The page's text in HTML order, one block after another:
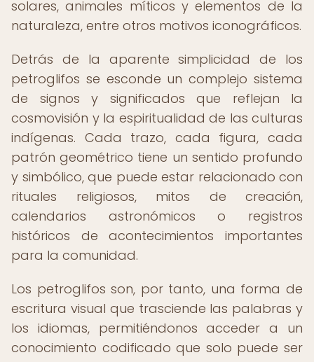
solares, animales míticos y elementos de la
naturaleza, entre otros motivos iconográficos.
Detrás de la aparente simplicidad de los
petroglifos se esconde un complejo sistema
de signos y significados que reflejan la
cosmovisión y la espiritualidad de las culturas
indígenas. Cada trazo, cada figura, cada
patrón geométrico tiene un sentido profundo
y simbólico, que puede estar relacionado con
rituales religiosos, mitos de creación,
calendarios astronómicos o registros
históricos de acontecimientos importantes
para la comunidad.
Los petroglifos son, por tanto, una forma de
escritura visual que trasciende las palabras y
los idiomas, permitiéndonos acceder a un
conocimiento codificado que solo puede ser